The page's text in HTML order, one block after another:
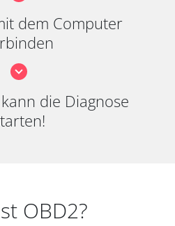
dem Computer
die Diagnose
OBD2?